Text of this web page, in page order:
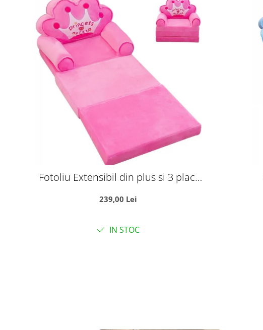
Fotoliu Extensibil din plus si 3 placi
239,00 Lei
IN STOC